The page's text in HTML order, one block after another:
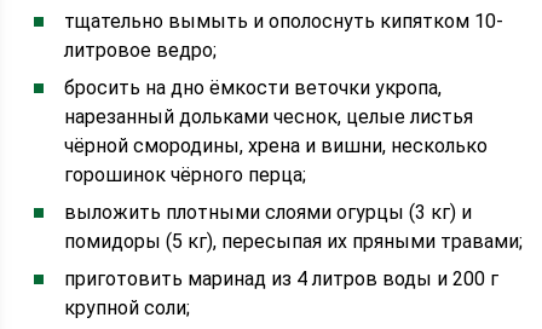
тщательно вымыть и ополоснуть кипятком 10-
литровое ведро;
бросить на дно ёмкости веточки укропа,
нарезанный дольками чеснок, целые листья
чёрной смородины, хрена и вишни, несколько
горошинок чёрного перца;
выложить плотными слоями огурцы (3 кг) и
помидоры (5 кг), пересыпая их пряными травами;
приготовить маринад из 4 литров воды и 200 г
крупной соли;